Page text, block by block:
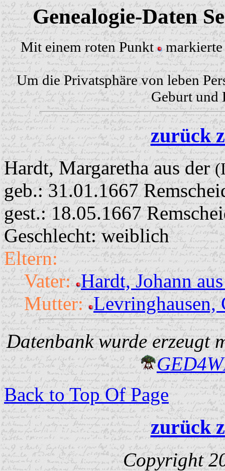
Genealogie-Daten
Mit einem roten Punkt markierte
Um die Privatsphäre von leben
Geburt und
zurück
Hardt, Margaretha aus der
geb.: 31.01.1667
gest.: 18.05.1667
Geschlecht: weiblich
Eltern:
Vater: Hardt, Johann
Mutter: Levringhausen,
Datenbank wurde erzeugt
Back to Top Of Page
zurück
Copyright